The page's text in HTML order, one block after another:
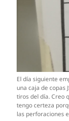
El día siguiente
una caja de copas
tiros del día. Creo
tengo certeza
las perforaciones